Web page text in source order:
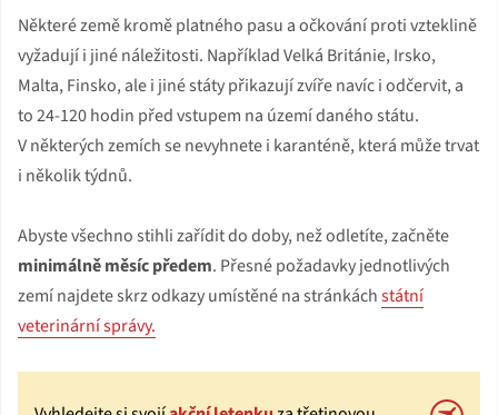
Některé země kromě platného pasu a očkování proti vzteklině
vyžadují i jiné náležitosti. Například Velká Británie, Irsko,
Malta, Finsko, ale i jiné státy přikazují zvíře navíc i odčervit, a
to 24-120 hodin před vstupem na území daného státu.
V některých zemích se nevyhnete i karanténě, která může trvat
i několik týdnů.
Abyste všechno stihli zařídit do doby, než odletíte, začněte
minimálně měsíc předem. Přesné požadavky jednotlivých
zemí najdete skrz odkazy umístěné na stránkáchstátní
veterinární správy.